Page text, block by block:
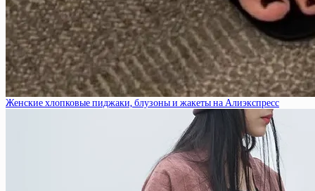
Женские хлопковые пиджаки, блузоны и жакеты на Алиэкспресс